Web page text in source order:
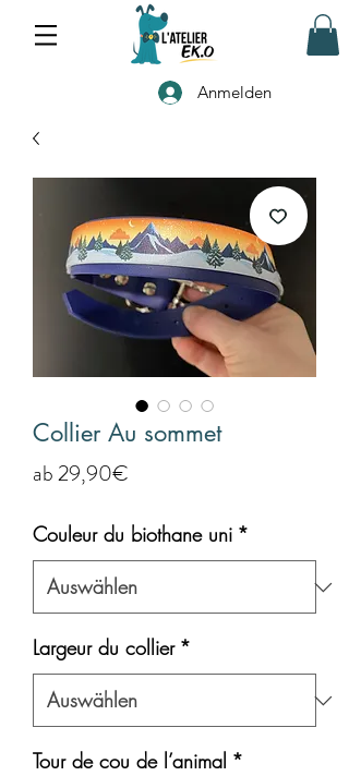
Anmelden
Collier Au sommet
ab29,90€
Couleur du biothane uni *
Largeur du collier *
Tour de cou de l’animal *